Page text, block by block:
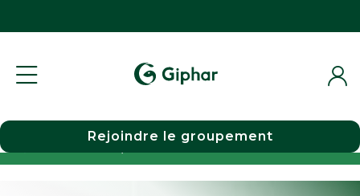
Choisir une pharmacie
Rejoindre le groupement